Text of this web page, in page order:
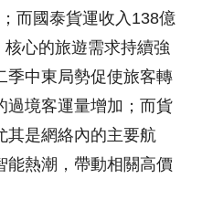
而國泰貨運收入138億
心的旅遊需求持續強
季中東局勢促使旅客轉
過境客運量增加；而貨
其是網絡內的主要航
能熱潮，帶動相關高價